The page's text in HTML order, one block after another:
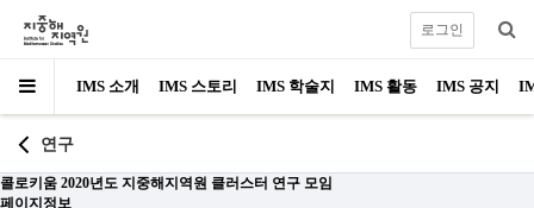
IMS 소개 IMS 스토리 IMS 학술지 IMS 활동 IMS 공지
로그인
연구
콜로키움 2020년도 지중해지역원 클러스터 연구 모임
페이지정보